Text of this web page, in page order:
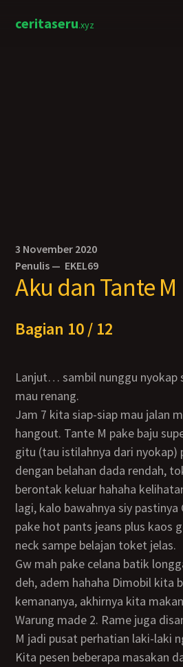
ceritaseru.xyz
3 November 2020
Penulis — EKEL69
Aku dan Tante M
Bagian 10 / 12
Lanjut… sambil nunggu nyokap selesai work out dan
mau renang.
Jam 7 kita siap-siap mau jalan makan malam terus
hangout. Tante M pake baju
gitu (tau istilahnya dari nyokap)
dengan belahan dada rendah,
berontak keluar hahaha
lagi, kalo bawahnya siy pastinya
pake hot pants jeans plus kaos
neck sampe belajan toket jelas.
Gw mah pake celana batik longgar ajah sama kaos
deh, adem hahaha Dimobil kita
kemananya, akhirnya kita
Warung made 2. Rame juga
M jadi pusat perhatian laki-laki
Kita pesen beberapa masakan